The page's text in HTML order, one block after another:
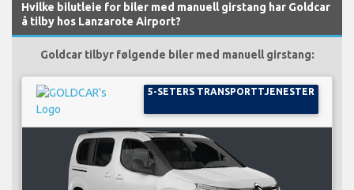
Hvilke bilutleie for biler med manuell girstang har Goldcar
å tilby hos Lanzarote Airport?
Goldcar tilbyr følgende biler med manuell girstang:
5-SETERS TRANSPORTTJENESTER